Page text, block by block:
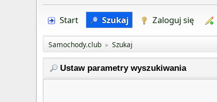
Start Szukaj Zaloguj się
Samochody.club ► Szukaj
Ustaw parametry wyszukiwania